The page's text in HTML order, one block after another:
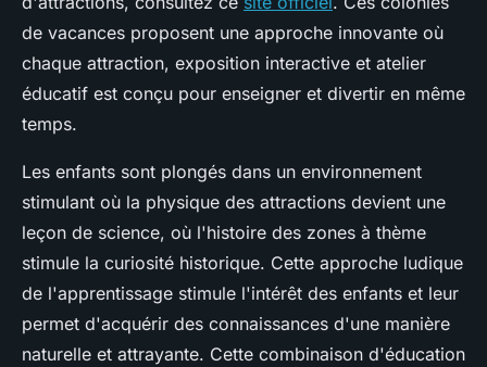
de vacances proposent une approche innovante où
chaque attraction, exposition interactive et atelier
éducatif est conçu pour enseigner et divertir en même
temps.
Les enfants sont plongés dans un environnement
stimulant où la physique des attractions devient une
leçon de science, où l'histoire des zones à thème
stimule la curiosité historique. Cette approche ludique
de l'apprentissage stimule l'intérêt des enfants et leur
permet d'acquérir des connaissances d'une manière
naturelle et attrayante. Cette combinaison d'éducation